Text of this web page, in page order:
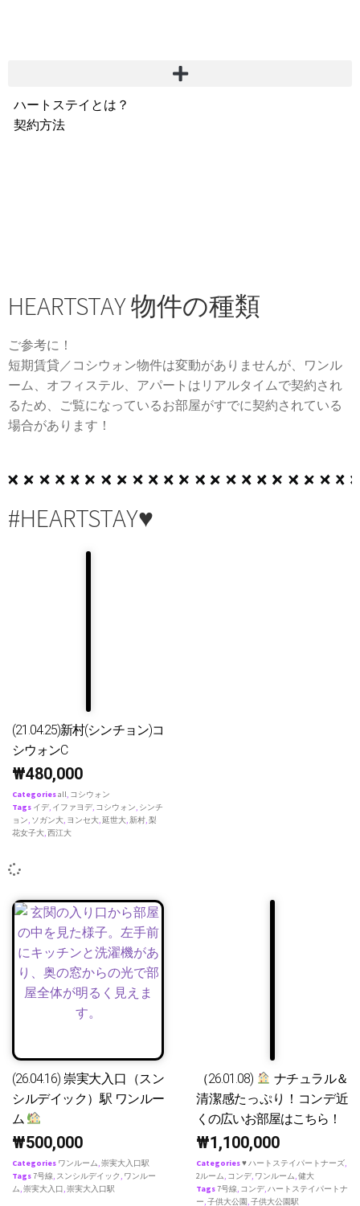
ハートステイとは？
契約方法
HEARTSTAY 物件の種類
ご参考に！
短期賃貸／コシウォン物件は変動がありませんが、ワンル
ーム、オフィステル、アパートはリアルタイムで契約され
るため、ご覧になっているお部屋がすでに契約されている
場合があります！
#HEARTSTAY♥
(21.04.25)新村(シンチョン)コ
シウォンC
₩480,000
Categoriesall, コシウォン
Tags イデ, イファヨデ, コシウォン, シンチ
ョン, ソガン大, ヨンセ大,延世大,新村,梨
花女子大,西江大
(26.04.16) 崇実大入口（スン
シルデイック）駅 ワンルー
ム
₩500,000
Categories ワンルーム,崇実大入口駅
Tags7号線, スンシルデイック , ワンルー
ム,崇実大入口,崇実大入口駅
（26.01.08)
ナチュラル＆
清潔感たっぷり！コンデ近
くの広いお部屋はこちら！
₩1,100,000
Categories♥ ハートステイパートナーズ,
2ルーム, コンデ, ワンルーム,健大
Tags7号線, コンデ,ハートステイパートナ
ー,子供大公園 ,子供大公園駅